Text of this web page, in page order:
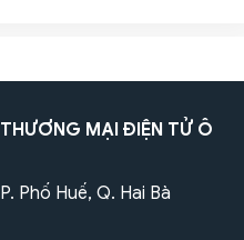
MẠI ĐIỆN TỬ Ô
Phố Huế, Q. Hai Bà